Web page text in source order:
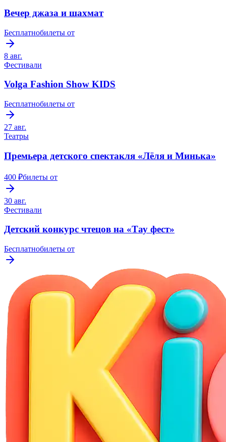
Вечер джаза и шахмат
Бесплатнобилеты от
8 авг.
Фестивали
Volga Fashion Show KIDS
Бесплатнобилеты от
27 авг.
Театры
Премьера детского спектакля «Лёля и Минька»
400 ₽билеты от
30 авг.
Фестивали
Детский конкурс чтецов на «Тау фест»
Бесплатнобилеты от